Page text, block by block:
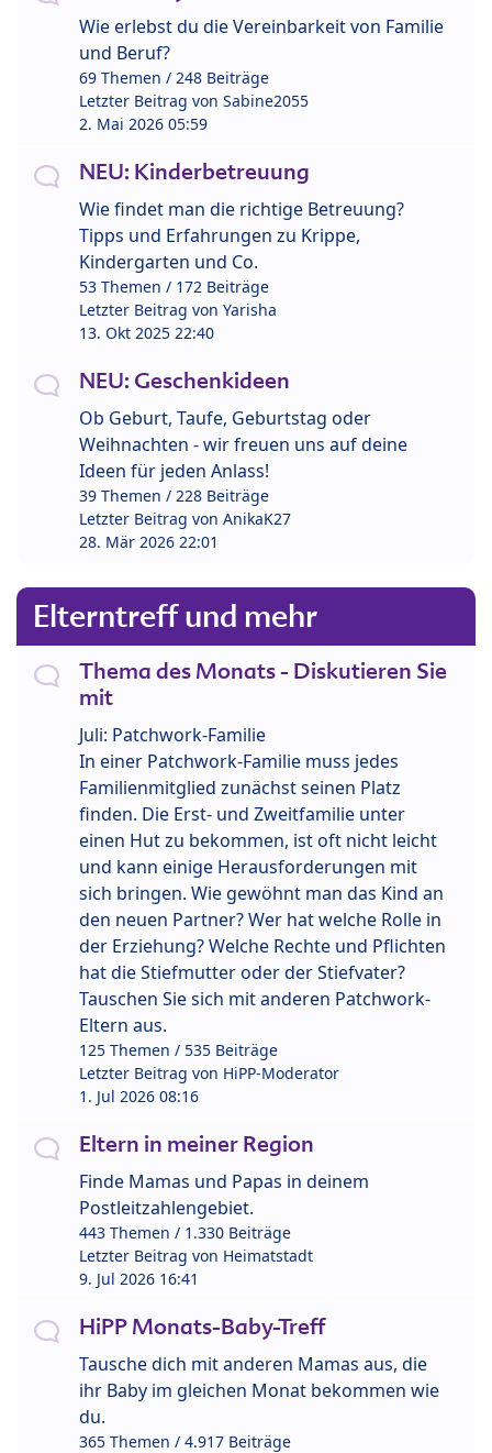
Wie erlebst du die Vereinbarkeit von Familie
und Beruf?
69 Themen / 248 Beiträge
Letzter Beitrag von Sabine2055
2. Mai 2026 05:59
NEU: Kinderbetreuung
Wie findet man die richtige Betreuung?
Tipps und Erfahrungen zu Krippe,
Kindergarten und Co.
53 Themen / 172 Beiträge
Letzter Beitrag von Yarisha
13. Okt 2025 22:40
NEU: Geschenkideen
Ob Geburt, Taufe, Geburtstag oder
Weihnachten - wir freuen uns auf deine
Ideen für jeden Anlass!
39 Themen / 228 Beiträge
Letzter Beitrag von AnikaK27
28. Mär 2026 22:01
Elterntreff und mehr
Thema des Monats - Diskutieren Sie
mit
Juli: Patchwork-Familie
In einer Patchwork-Familie muss jedes
Familienmitglied zunächst seinen Platz
finden. Die Erst- und Zweitfamilie unter
einen Hut zu bekommen, ist oft nicht leicht
und kann einige Herausforderungen mit
sich bringen. Wie gewöhnt man das Kind an
den neuen Partner? Wer hat welche Rolle in
der Erziehung? Welche Rechte und Pflichten
hat die Stiefmutter oder der Stiefvater?
Tauschen Sie sich mit anderen Patchwork-
Eltern aus.
125 Themen / 535 Beiträge
Letzter Beitrag von HiPP-Moderator
1. Jul 2026 08:16
Eltern in meiner Region
Finde Mamas und Papas in deinem
Postleitzahlengebiet.
443 Themen / 1.330 Beiträge
Letzter Beitrag von Heimatstadt
9. Jul 2026 16:41
HiPP Monats-Baby-Treff
Tausche dich mit anderen Mamas aus, die
ihr Baby im gleichen Monat bekommen wie
du.
365 Themen / 4.917 Beiträge